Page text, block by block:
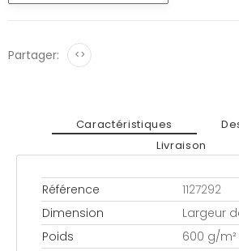
Partager: <>
Caractéristiques
Livraison
Référence
1127292
Dimension
Largeur
Poids
600 g/m²